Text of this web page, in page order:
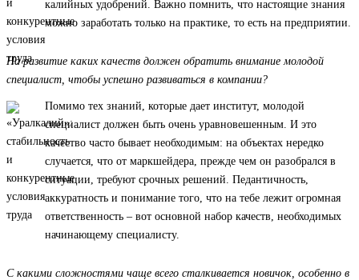
калийных удобрений. Важно помнить, что настоящие знания
можно заработать только на практике, то есть на предприятии.
На развитие каких качеств должен обратить внимание молодой
специалист, чтобы успешно развиваться в компании?
Помимо тех знаний, которые дает институт, молодой
специалист должен быть очень уравновешенным. И это
качество часто бывает необходимым: на объектах нередко
случается, что от маркшейдера, прежде чем он разобрался в
ситуации, требуют срочных решений. Педантичность,
аккуратность и понимание того, что на тебе лежит огромная
ответственность – вот основной набор качеств, необходимых
начинающему специалисту.
С какими сложностями чаще всего сталкивается новичок, особенно в